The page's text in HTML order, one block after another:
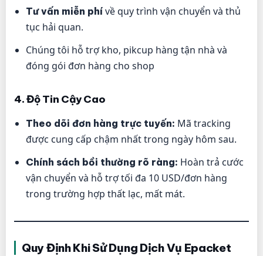
Tư vấn miễn phí về quy trình vận chuyển và thủ
tục hải quan.
Chúng tôi hỗ trợ kho, pikcup hàng tận nhà và
đóng gói đơn hàng cho shop
4. Độ Tin Cậy Cao
Theo dõi đơn hàng trực tuyến: Mã tracking
được cung cấp chậm nhất trong ngày hôm sau.
Chính sách bồi thường rõ ràng: Hoàn trả cước
vận chuyển và hỗ trợ tối đa 10 USD/đơn hàng
trong trường hợp thất lạc, mất mát.
Quy Định Khi Sử Dụng Dịch Vụ Epacket